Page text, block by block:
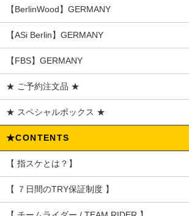
【BerlinWood】GERMANY
【ASi Berlin】GERMANY
【FBS】GERMANY
★ ご予約注文品 ★
★ スペシャルボックス ★
★CONTENTS
【 指スケとは？】
【 ７日間のTRY保証制度 】